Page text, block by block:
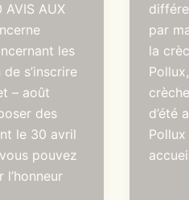
AUX
les
s’inscrire
– août
des
le 30 avril
pouvez
par
la
d’été